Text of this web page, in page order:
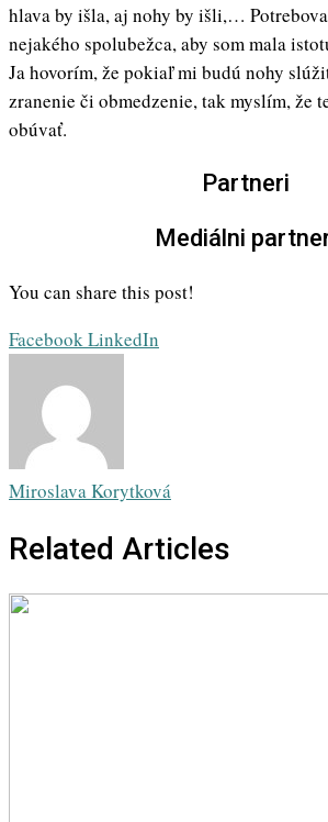
hlava by išla, aj nohy by išli,…
nejakého spolubežca, aby som mala
Ja hovorím, že pokiaľ mi budú nohy
zranenie či obmedzenie, tak myslím, že
obúvať.
Partneri
Mediálni
You can share this post!
Facebook LinkedIn
Miroslava Korytková
Related Articles